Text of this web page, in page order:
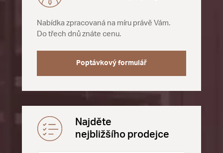
Nabídka zpracovaná na míru právě Vám.
Do třech dnů znáte cenu.
Poptávkový formulář
Najděte
nejbližšího prodejce